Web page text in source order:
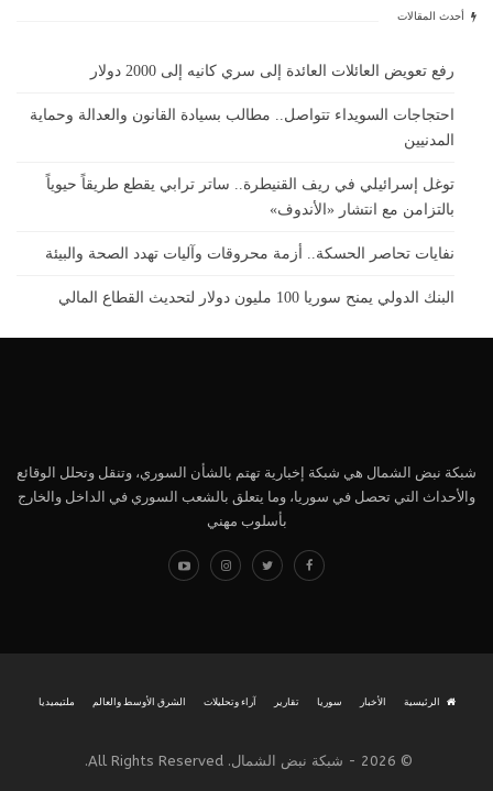
أحدث المقالات
رفع تعويض العائلات العائدة إلى سري كانيه إلى 2000 دولار
احتجاجات السويداء تتواصل.. مطالب بسيادة القانون والعدالة وحماية
المدنيين
توغل إسرائيلي في ريف القنيطرة.. ساتر ترابي يقطع طريقاً حيوياً
بالتزامن مع انتشار «الأندوف»
نفايات تحاصر الحسكة.. أزمة محروقات وآليات تهدد الصحة والبيئة
البنك الدولي يمنح سوريا 100 مليون دولار لتحديث القطاع المالي
شبكة نبض الشمال هي شبكة إخبارية تهتم بالشأن السوري، وتنقل وتحلل الوقائع
والأحداث التي تحصل في سوريا، وما يتعلق بالشعب السوري في الداخل والخارج
بأسلوب مهني
الرئيسية الأخبار سوريا تقارير آراء وتحليلات الشرق الأوسط والعالم ملتيميديا
© 2026 - شبكة نبض الشمال. All Rights Reserved.